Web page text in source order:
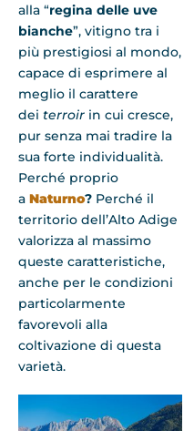
alla “regina delle uve
bianche”, vitigno tra i
più prestigiosi al mondo,
capace di esprimere al
meglio il carattere
dei terroir in cui cresce,
pur senza mai tradire la
sua forte individualità.
Perché proprio
a Naturno? Perché il
territorio dell’Alto Adige
valorizza al massimo
queste caratteristiche,
anche per le condizioni
particolarmente
favorevoli alla
coltivazione di questa
varietà.